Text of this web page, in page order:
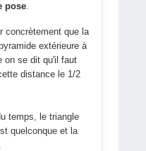
pose.
concrètement que la
extérieure à
on se dit qu'il faut
distance le 1/2
temps, le triangle
quelconque et la